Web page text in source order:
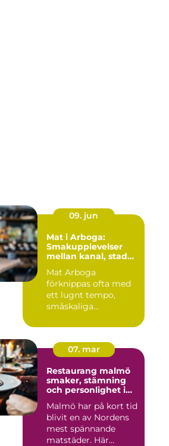
09. jun
Mat i Arboga:
Smakupplevelser
mellan kanal, stad
Mat Arboga
förknippas ofta med
ett lugnt tempo,
småskaliga
avst...
07. mar
Restaurang malmö
smaker, stämning
och personlighet i
Malmö har på kort tid
blivit en av Nordens
mest spännande
matstäder. Här